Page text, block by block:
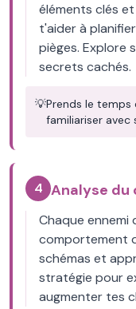
éléments clés
t'aider à
pièges. Explore
secrets cachés.
💡Prends le temps
familiariser avec
4 Analyse du
Chaque ennemi
comportement
schémas et
stratégie pour
augmenter tes